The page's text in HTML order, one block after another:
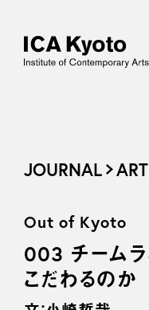
JOURNAL
Out of Kyoto
003 チームラ
こだわるのか